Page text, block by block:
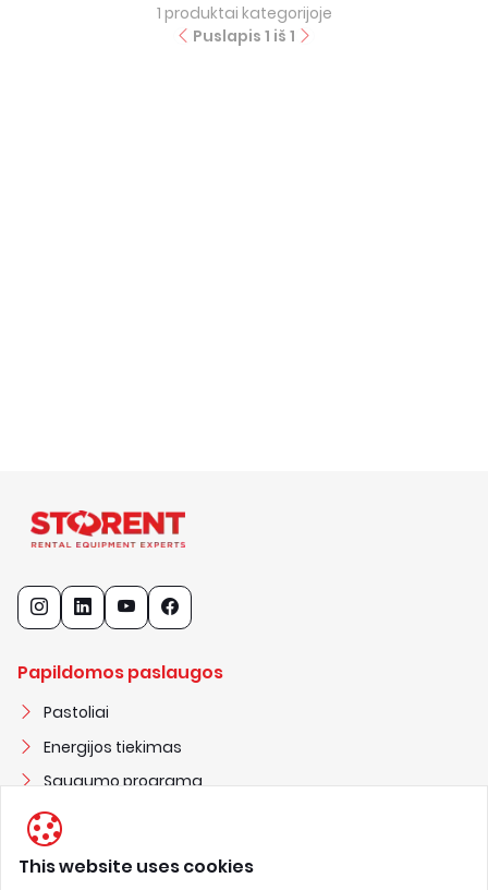
1 produktai kategorijoje
Puslapis 1 iš 1
Papildomos paslaugos
Pastoliai
Energijos tiekimas
Saugumo programa
Statybiniai nameliai
This website uses cookies